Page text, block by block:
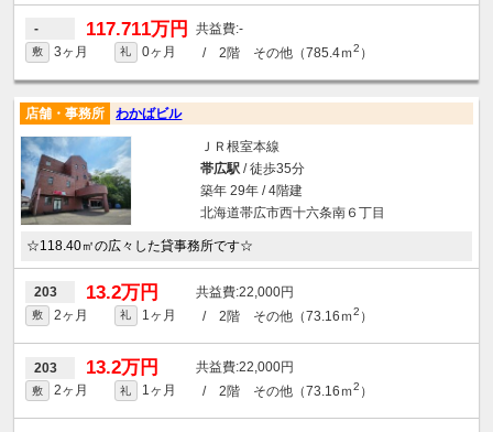
- 117.711万円 -
敷 3ヶ月 礼 0ヶ月 / 2階 その他（785.4ｍ2 ）
店舗・事務所 わかばビル
ＪＲ根室本線
帯広駅/ 徒歩35分
築年 29年 / 4階建
北海道帯広市西十六条南６丁目
☆118.40㎡の広々した貸事務所です☆
203 13.2万円 22,000円
敷 2ヶ月 礼 1ヶ月 / 2階 その他（73.16ｍ2 ）
203 13.2万円 22,000円
敷 2ヶ月 礼 1ヶ月 / 2階 その他（73.16ｍ2 ）